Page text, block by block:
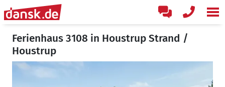
Ferienhaus 3108 in Houstrup Strand /
Houstrup